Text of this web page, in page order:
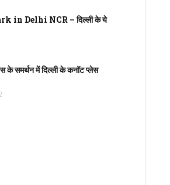
in Delhi NCR – दिल्ली के ये
के समर्थन में दिल्ली के कनॉट प्लेस